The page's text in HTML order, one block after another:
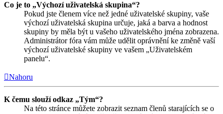
Co je to „Výchozí uživatelská skupina“?
Pokud jste členem více než jedné uživatelské skupiny, vaše
výchozí uživatelská skupina určuje, jaká a barva a hodnost
skupiny by měla být u vašeho uživatelského jména zobrazena.
Administrátor fóra vám může udělit oprávnění ke změně vaší
výchozí uživatelské skupiny ve vašem „Uživatelském
panelu“.
Nahoru
K čemu slouží odkaz „Tým“?
Na této stránce můžete zobrazit seznam členů starajících se o